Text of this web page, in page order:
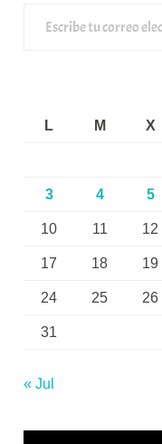
L
M X
3 4 5
10 11 12
17 18 19
24 25 26
31
« Jul